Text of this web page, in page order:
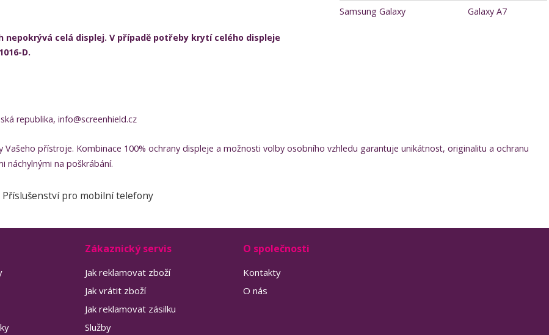
celá displej. V případě potřeby krytí celého displeje
D.
Samsung Galaxy Galaxy A7
republika, info@screenhield.cz
přístroje. Kombinace 100% ochrany displeje a možnosti volby osobního vzhledu garantuje unikátnost, originalitu a ochranu
náchylnými na poškrábání.
Příslušenství pro mobilní telefony
Zákaznický servis
Jak reklamovat zboží
Jak vrátit zboží
Jak reklamovat zásilku
Služby
O společnosti
Kontakty
O nás